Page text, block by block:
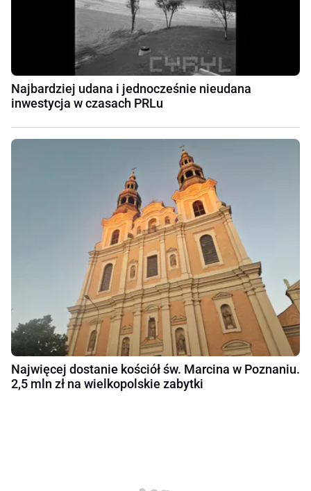
Najbardziej udana i jednocześnie nieudana
inwestycja w czasach PRLu
Najwięcej dostanie kościół św. Marcina w Poznaniu.
2,5 mln zł na wielkopolskie zabytki